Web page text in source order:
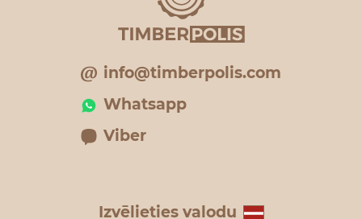
info@timberpolis.com
Whatsapp
Viber
Izvēlieties valodu